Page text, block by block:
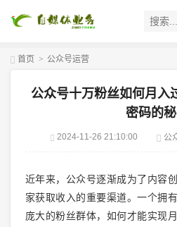
首页 > 公众号运营
公众号十万粉丝如何月入
密码的
2024-11-26 21:10:00 公
近年来，公众号逐渐成为了内容
家获取收入的重要渠道。一个拥
庞大的粉丝群体，如何才能实现